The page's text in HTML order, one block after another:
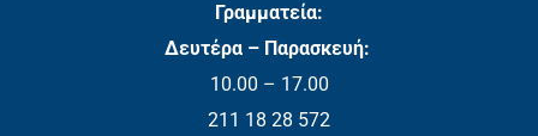
Γραμματεία:
Δευτέρα – Παρασκευή:
10.00 – 17.00
211 18 28 572